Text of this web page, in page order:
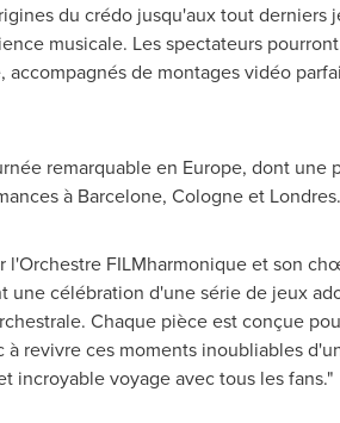
du crédo jusqu'aux tout derniers
musicale. Les spectateurs
de montages vidéo
remarquable en Europe, dont une
à Barcelone, Cologneet Londres.
l'Orchestre FILMharmonique et son
célébration d'une série de jeux
Chaque pièce est conçue
revivre ces moments inoubliables
incroyable voyage avec tous les fans."